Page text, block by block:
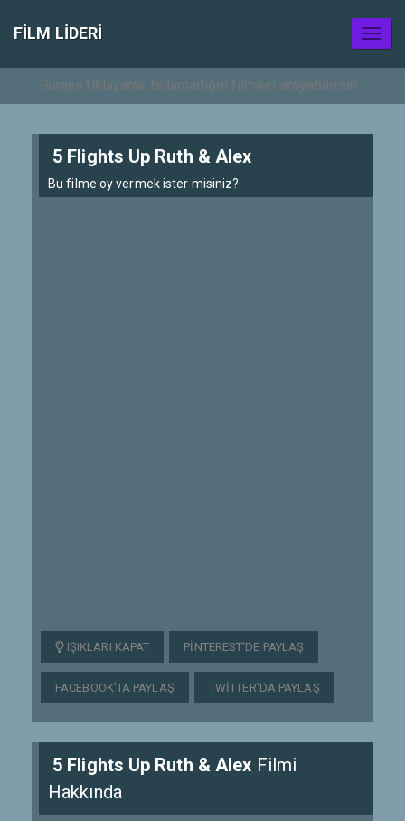
FILM LIDERI
5 Flights Up Ruth & Alex
Bu filme oy vermek ister misiniz?
IŞIKLARI KAPAT PINTEREST'DE PAYLAŞ
FACEBOOK'TA PAYLAŞ TWITTER'DA PAYLAŞ
5 Flights Up Ruth & Alex Filmi
Hakkında